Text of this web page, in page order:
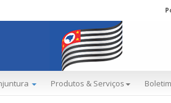
Produtos & Serviços